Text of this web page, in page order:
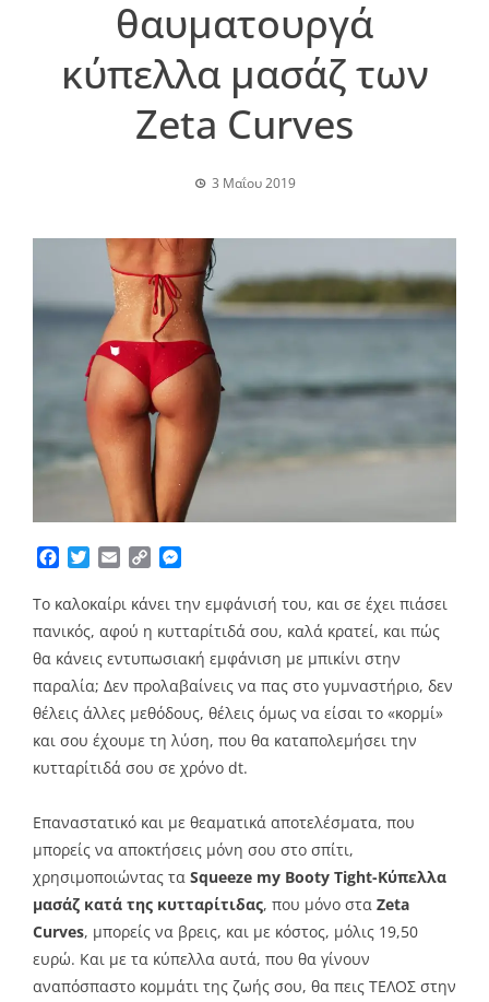
θαυματουργά
κύπελλα μασάζ των
Zeta Curves
3 Μαΐου 2019
Facebook
TwitterEmailCopy
To καλοκαίρι κάνει την εμφάνισή του, και σε έχει πιάσει
πανικός, αφού η κυτταρίτιδά σου, καλά κρατεί, και πώς
θα κάνεις εντυπωσιακή εμφάνιση με μπικίνι στην
παραλία; Δεν προλαβαίνεις να πας στο γυμναστήριο, δεν
θέλεις άλλες μεθόδους, θέλεις όμως να είσαι το «κορμί»
και σου έχουμε τη λύση, που θα καταπολεμήσει την
κυτταρίτιδά σου σε χρόνο dt.
Επαναστατικό και με θεαματικά αποτελέσματα, που
μπορείς να αποκτήσεις μόνη σου στο σπίτι,
χρησιμοποιώντας τα Squeeze my Booty Tight-Κύπελλα
μασάζ κατά της κυτταρίτιδας, που μόνο στα Zeta
Curves, μπορείς να βρεις, και με κόστος, μόλις 19,50
ευρώ. Και με τα κύπελλα αυτά, που θα γίνουν
αναπόσπαστο κομμάτι της ζωής σου, θα πεις ΤΕΛΟΣ στην